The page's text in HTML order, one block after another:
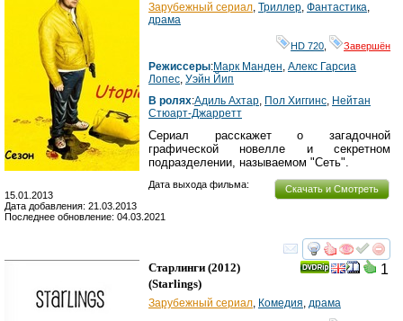
Зарубежный сериал, Триллер, Фантастика,
драма
HD 720 Завершён
Режиссеры:Марк Манден, Алекс Гарсиа
Лопес, Уэйн Йип
В ролях:Адиль Ахтар, Пол Хиггинс, Нейтан
Стюарт-Джарретт
Сериал расскажет о загадочной
графической новелле и секретном
подразделении, называемом "Сеть".
Скачать и Смотреть
Дата выхода фильма:
15.01.2013
Дата добавления: 21.03.2013
Последнее обновление: 04.03.2021
смотреть
1
Старлинги (2012)
(Starlings)
Зарубежный сериал, Комедия, драма